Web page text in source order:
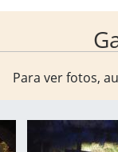
Para ver fotos,